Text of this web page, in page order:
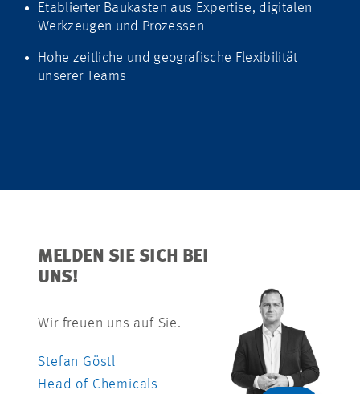
Etablierter Baukasten aus Expertise, digitalen
Werkzeugen und Prozessen
Hohe zeitliche und geografische Flexibilität
unserer Teams
MELDEN SIE SICH BEI
UNS!
Wir freuen uns auf Sie.
Stefan Göstl
Head of Chemicals